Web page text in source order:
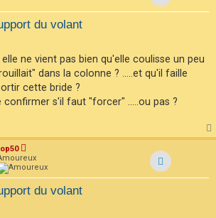
du volant
ne vient pas bien qu'elle coulisse un peu
dans la colonne ? .....et qu'il faille
cette bride ?
confirmer s'il faut "forcer" .....ou pas ?
du volant